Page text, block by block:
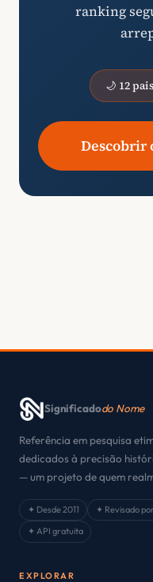
ranking
🌙 12
Descobrir
Significadodo Nome
Referência em pesquisa
dedicados à precisão
— um projeto de quem
✦ Desde 2011 ✦ Revisado
✦ API gratuita
EXPLORAR